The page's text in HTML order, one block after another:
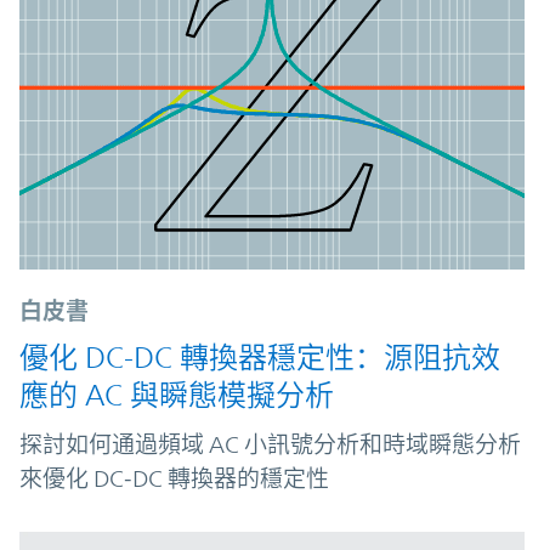
白皮書
優化 DC-DC 轉換器穩定性：源阻抗效
應的 AC 與瞬態模擬分析
探討如何通過頻域 AC 小訊號分析和時域瞬態分析
來優化 DC‑DC 轉換器的穩定性